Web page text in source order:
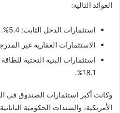
العوائد التالية:
استثمارات الدخل الثابت: 5.4%.
الاستثمارات العقارية غير المدرجة:
استثمارات البنية التحتية
18.1%.
وكانت أكبر استثمارات الصندوق في
الأمريكية، والسندات الحكومية